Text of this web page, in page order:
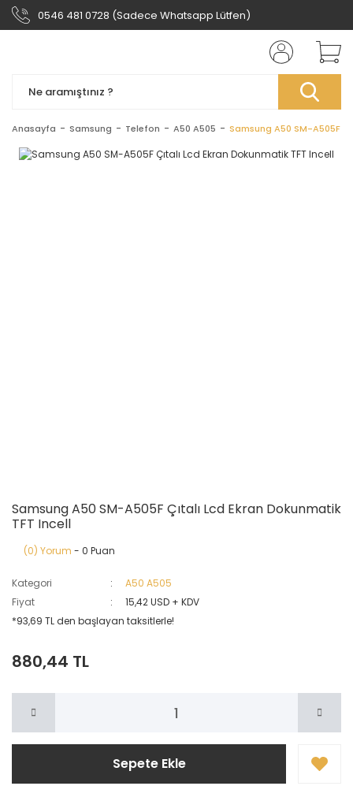
0546 481 0728 (Sadece Whatsapp Lütfen)
Anasayfa Samsung Telefon A50 A505 Samsung A50 SM-A505F
Samsung A50 SM-A505F Çıtalı Lcd Ekran Dokunmatik
TFT Incell
(0) Yorum - 0 Puan
Kategori
A50 A505
Fiyat
15,42 USD + KDV
*93,69 TL den başlayan taksitlerle!
880,44 TL
Sepete Ekle